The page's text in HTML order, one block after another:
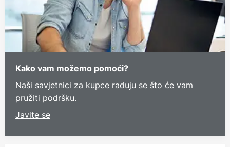
Kako vam možemo pomoći?
Naši savjetnici za kupce raduju se što će vam
pružiti podršku.
Javite se